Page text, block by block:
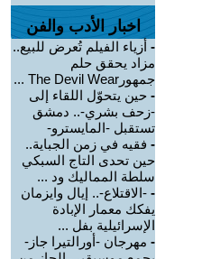
اخبار الأدب والفن
- أزياء الفيلم تُعرض للبيع..
مزاد يحقق حلم
جمهورThe Devil Wear ...
- حين يتحوّل اللقاء إلى
-زحف بشري-.. دمشق
تستقبل -المايسترو-
- فقيه في زمن الجباية..
حين تحدى التاج السبكي
سلطة المماليك ود ...
- -الاقتلاع-.. إيال وايزمان
يفكك معمار الإبادة
الإسرائيلية بفل ...
- مهرجان -أورالتيرا جاز-